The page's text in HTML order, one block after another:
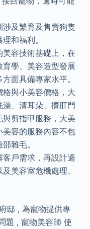
及繁育及售賣狗隻
和福利。
容技術基礎上，在
學、美容造型發展
面具備專家水平。
與小美容價格，大
、清耳朵、擠肛門
剪指甲服務，大美
容的服務內容不包
雜毛。
戶需求，再設計適
美容室危機處理、
邸 , 為寵物提供專
題 , 寵物美容師 使